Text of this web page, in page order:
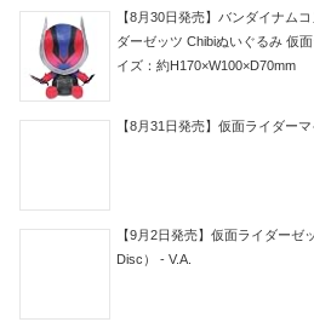
【8月30日発売】バンダイナム
ダーゼッツ Chibiぬいぐるみ 仮
イズ：約H170×W100×D70mm
【8月31日発売】仮面ライダー
【9月2日発売】仮面ライダー
Disc） - V.A.